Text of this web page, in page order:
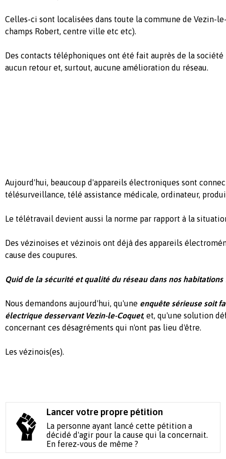
Celles-ci sont localisées dans toute la commune de Vezin-
champs Robert, centre ville etc etc).
Des contacts téléphoniques ont été fait auprès de la société
aucun retour et, surtout, aucune amélioration du réseau.
Aujourd'hui, beaucoup d'appareils électroniques sont
télésurveillance, télé assistance médicale, ordinateur,
Le télétravail devient aussi la norme par rapport à la
Des vézinoises et vézinois ont déjà des appareils
cause des coupures.
Quid de la sécurité et qualité du réseau dans nos habitations
Nous demandons aujourd'hui, qu'une enquête sérieuse soit
électrique desservant Vezin-le-Coquet, et, qu'une solution
concernant ces désagréments qui n'ont pas lieu d'être.
Les vézinois(es).
Lancer votre propre pétition
La personne ayant lancé cette pétition a
décidé d'agir pour la cause qui la concernait.
En ferez-vous de même ?